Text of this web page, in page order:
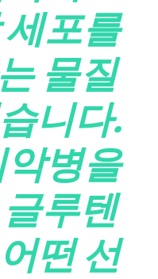
포를
물질
니다.
악병을
루텐
떤 선